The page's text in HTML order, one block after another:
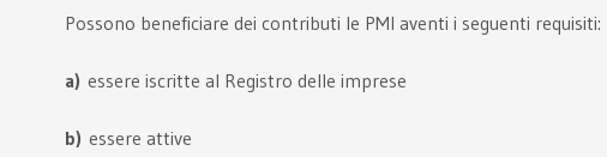
Possono beneficiare dei contributi le PMI aventi i seguenti requisiti:
a) essere iscritte al Registro delle imprese
b) essere attive